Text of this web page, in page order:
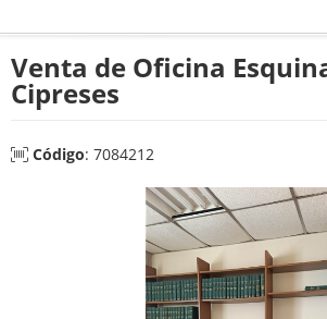
Venta de Oficina
Cipreses
Código: 7084212